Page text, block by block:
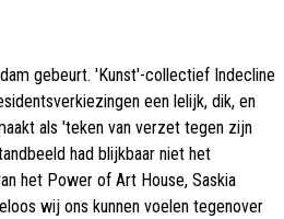
gebeurt. 'Kunst'-collectief Indecline
een lelijk, dik, en
als 'teken van verzet tegen zijn
had blijkbaar niet het
het Power of Art House, Saskia
wij ons kunnen voelen tegenover